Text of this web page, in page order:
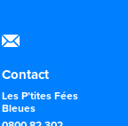
Contact
Les P’tites Fées
Bleues